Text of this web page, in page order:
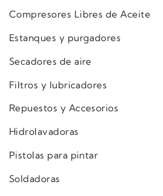
Compresores Libres de Aceite
Estanques y purgadores
Secadores de aire
Filtros y lubricadores
Repuestos y Accesorios
Hidrolavadoras
Pistolas para pintar
Soldadoras